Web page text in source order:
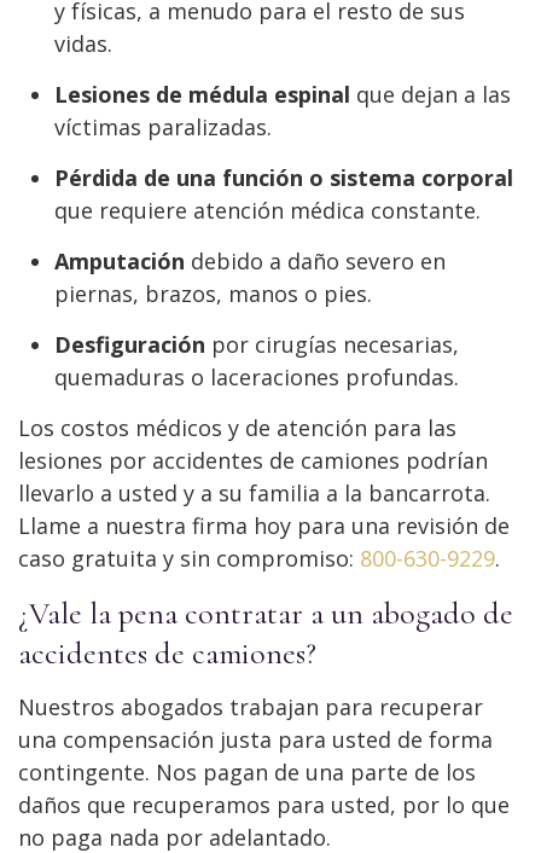
y físicas, a menudo para el resto de sus
vidas.
Lesiones de médula espinal que dejan a las
víctimas paralizadas.
Pérdida de una función o sistema corporal
que requiere atención médica constante.
Amputación debido a daño severo en
piernas, brazos, manos o pies.
Desfiguración por cirugías necesarias,
quemaduras o laceraciones profundas.
Los costos médicos y de atención para las
lesiones por accidentes de camiones podrían
llevarlo a usted y a su familia a la bancarrota.
Llame a nuestra firma hoy para una revisión de
caso gratuita y sin compromiso: 800-630-9229.
¿Vale la pena contratar a un abogado de
accidentes de camiones?
Nuestros abogados trabajan para recuperar
una compensación justa para usted de forma
contingente. Nos pagan de una parte de los
daños que recuperamos para usted, por lo que
no paga nada por adelantado.